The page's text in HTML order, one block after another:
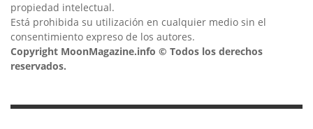
propiedad intelectual.
Está prohibida su utilización en cualquier medio sin el
consentimiento expreso de los autores.
Copyright MoonMagazine.info © Todos los derechos
reservados.